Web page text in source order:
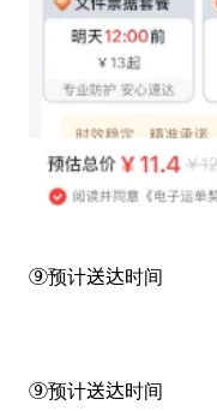
⑨预计送达时间
⑨预计送达时间